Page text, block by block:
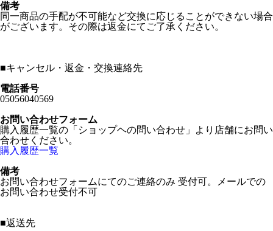
備考
同一商品の手配が不可能など交換に応じることができない場合
がございます。その際は返金にてご了承ください。
■キャンセル・返金・交換連絡先
電話番号
05056040569
お問い合わせフォーム
購入履歴一覧の「ショップヘの問い合わせ」より店舗にお問い
合わせください。
購入履歴一覧
備考
お問い合わせフォームにてのご連絡のみ 受付可。メールでの
お問い合わせ受付不可
■返送先